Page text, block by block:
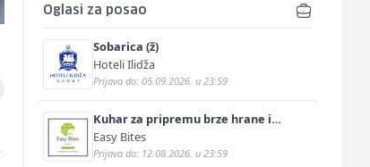
Oglasi za posao
Sobarica (ž)
Hoteli Ilidža
Prijava do: 05.09.2026. u 23:59
Kuhar za pripremu brze hrane i
jednostavnih jela (m/ž)
Easy Bites
Prijava do: 12.08.2026. u 23:59